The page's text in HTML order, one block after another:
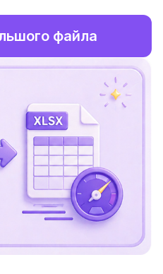
файла